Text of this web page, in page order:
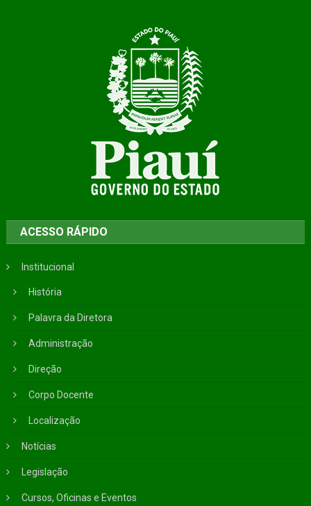
ACESSO RÁPIDO
Institucional
História
Palavra da Diretora
Administração
Direção
Corpo Docente
Localização
Notícias
Legislação
Cursos, Oficinas e Eventos